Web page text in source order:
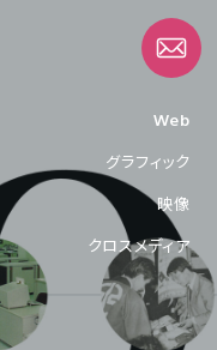
Web
グラフィック
映像
クロスメディア